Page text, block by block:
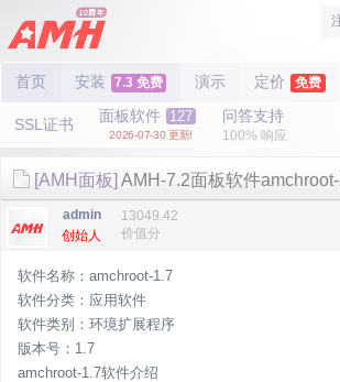
首页 安装 7.3 免费 演示 定价 免费
SSL证书 面板软件 127
2026-07-30 更新!
问答支持
100% 响应
[AMH面板] AMH-7.2面板软件amchroot-
admin
创始人
13049.42
价值分
软件名称：amchroot-1.7
软件分类：应用软件
软件类别：环境扩展程序
版本号：1.7
amchroot-1.7软件介绍